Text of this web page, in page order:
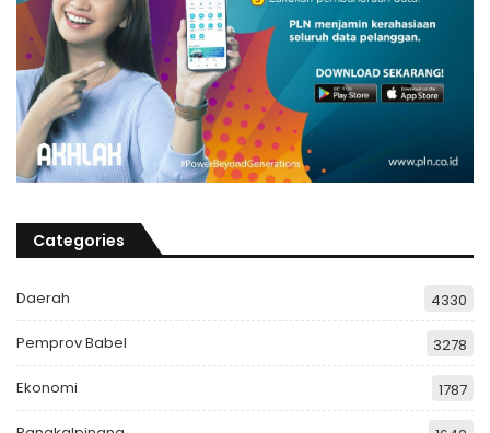
Categories
Daerah 4330
Pemprov Babel 3278
Ekonomi 1787